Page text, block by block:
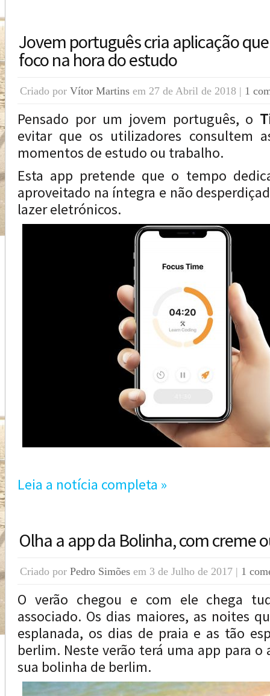
Jovem português cria aplicação
foco na hora do estudo
Criado por Vítor Martins em 27 de Abril de 2018 | 1
Pensado por um jovem português, o
evitar que os utilizadores consultem
momentos de estudo ou trabalho.
Esta app pretende que o tempo
aproveitado na íntegra e não
lazer eletrónicos.
Leia a notícia completa »
Olha a app da Bolinha, com creme
Criado por Pedro Simões em 3 de Julho de 2017 | 1
O verão chegou e com ele chega
associado. Os dias maiores, as noites
esplanada, os dias de praia e as tão
berlim. Neste verão terá uma app para o
sua bolinha de berlim.